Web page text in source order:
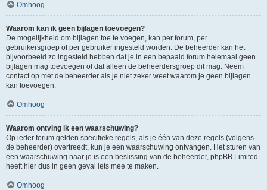
Omhoog
Waarom kan ik geen bijlagen toevoegen?
De mogelijkheid om bijlagen toe te voegen, kan per forum, per
gebruikersgroep of per gebruiker ingesteld worden. De beheerder kan het
bijvoorbeeld zo ingesteld hebben dat je in een bepaald forum helemaal geen
bijlagen mag toevoegen of dat alleen de beheerdersgroep dit mag. Neem
contact op met de beheerder als je niet zeker weet waarom je geen bijlagen
kan toevoegen.
Omhoog
Waarom ontving ik een waarschuwing?
Op ieder forum gelden specifieke regels, als je één van deze regels (volgens
de beheerder) overtreedt, kun je een waarschuwing ontvangen. Het sturen van
een waarschuwing naar je is een beslissing van de beheerder, phpBB Limited
heeft hier dus in geen geval iets mee te maken.
Omhoog